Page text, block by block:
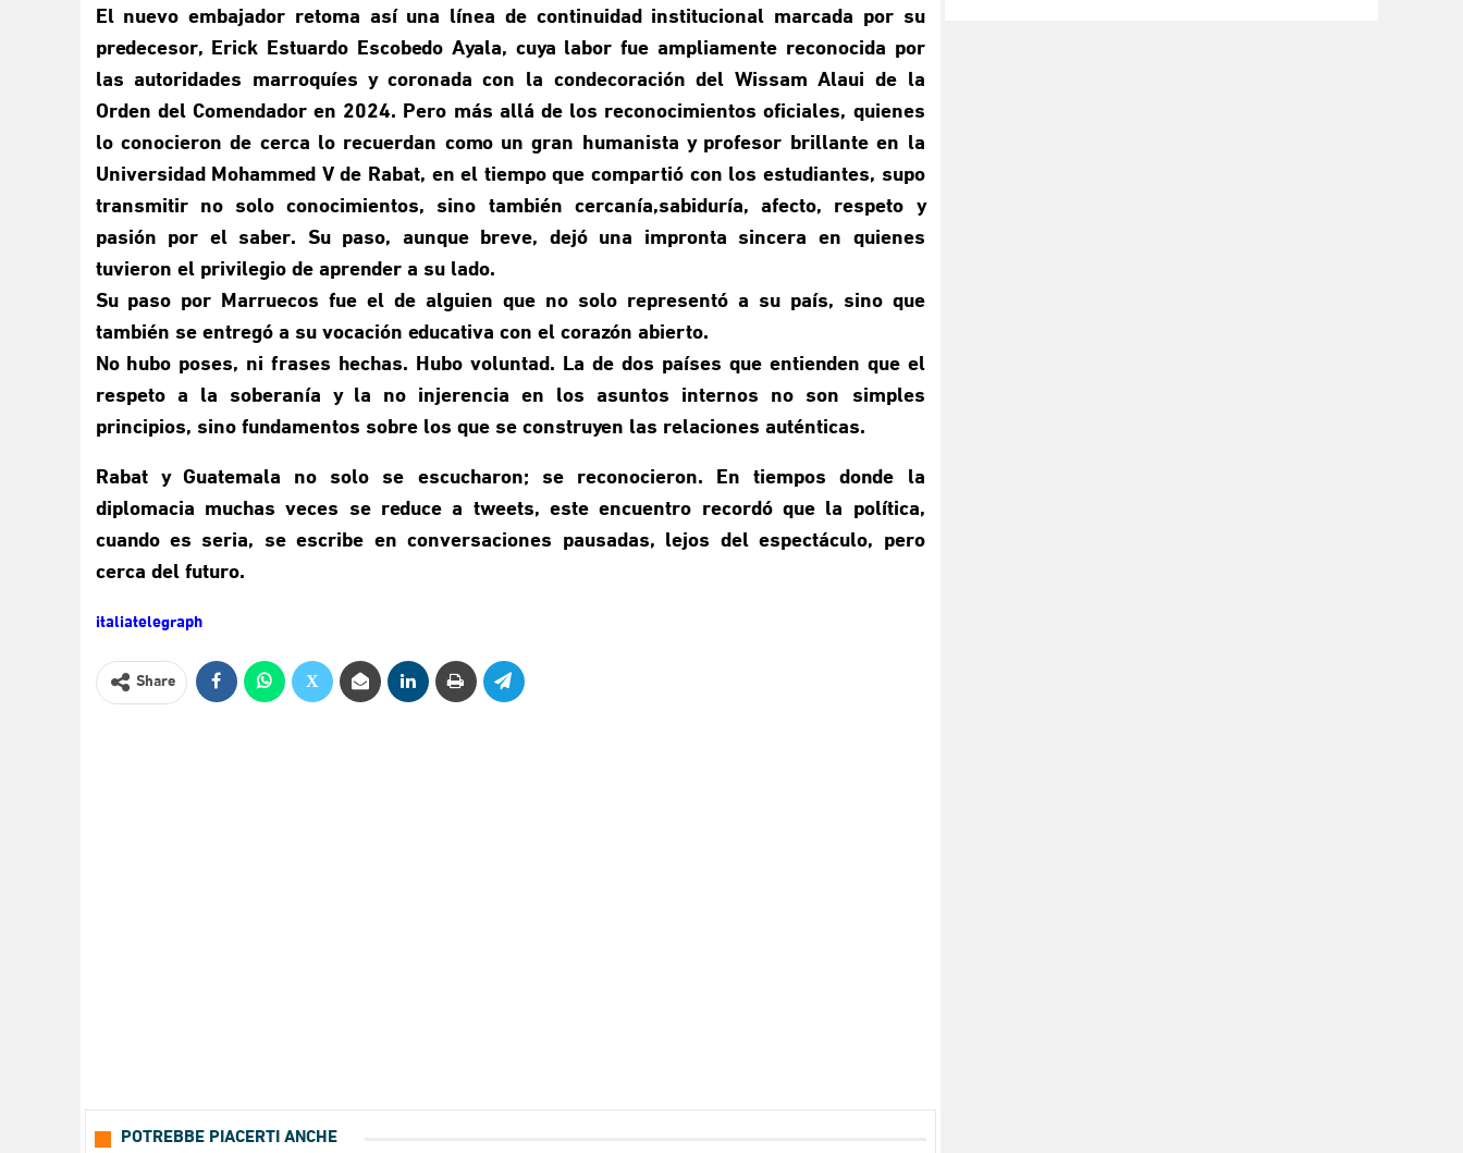
El nuevo embajador retoma así una línea de continuidad institucional marcada por su
predecesor, Erick Estuardo Escobedo Ayala, cuya labor fue ampliamente reconocida por
las autoridades marroquíes y coronada con la condecoración del Wissam Alaui de la
Orden del Comendador en 2024. Pero más allá de los reconocimientos oficiales, quienes
lo conocieron de cerca lo recuerdan como un gran humanista y profesor brillante en la
Universidad Mohammed V de Rabat, en el tiempo que compartió con los estudiantes, supo
transmitir no solo conocimientos, sino también cercanía,sabiduría, afecto, respeto y
pasión por el saber. Su paso, aunque breve, dejó una impronta sincera en quienes
tuvieron el privilegio de aprender a su lado.
Su paso por Marruecos fue el de alguien que no solo representó a su país, sino que
también se entregó a su vocación educativa con el corazón abierto.
No hubo poses, ni frases hechas. Hubo voluntad. La de dos países que entienden que el
respeto a la soberanía y la no injerencia en los asuntos internos no son simples
principios, sino fundamentos sobre los que se construyen las relaciones auténticas.
Rabat y Guatemala no solo se escucharon; se reconocieron. En tiempos donde la
diplomacia muchas veces se reduce a tweets, este encuentro recordó que la política,
cuando es seria, se escribe en conversaciones pausadas, lejos del espectáculo, pero
cerca del futuro.
italiatelegraph
Share
POTREBBE PIACERTI ANCHE